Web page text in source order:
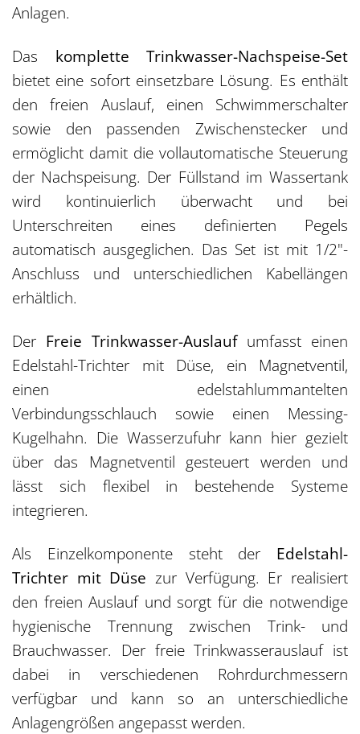
Anlagen.
Das komplette Trinkwasser-Nachspeise-Set
bietet eine sofort einsetzbare Lösung. Es enthält
den freien Auslauf, einen Schwimmerschalter
sowie den passenden Zwischenstecker und
ermöglicht damit die vollautomatische Steuerung
der Nachspeisung. Der Füllstand im Wassertank
wird kontinuierlich überwacht und bei
Unterschreiten eines definierten Pegels
automatisch ausgeglichen. Das Set ist mit 1/2"-
Anschluss und unterschiedlichen Kabellängen
erhältlich.
Der Freie Trinkwasser-Auslaufumfasst einen
Edelstahl-Trichter mit Düse, ein Magnetventil,
einen edelstahlummantelten
Verbindungsschlauch sowie einen Messing-
Kugelhahn. Die Wasserzufuhr kann hier gezielt
über das Magnetventil gesteuert werden und
lässt sich flexibel in bestehende Systeme
integrieren.
Als Einzelkomponente steht der Edelstahl-
Trichter mit Düse zur Verfügung. Er realisiert
den freien Auslauf und sorgt für die notwendige
hygienische Trennung zwischen Trink- und
Brauchwasser. Der freie Trinkwasserauslauf ist
dabei in verschiedenen Rohrdurchmessern
verfügbar und kann so an unterschiedliche
Anlagengrößen angepasst werden.